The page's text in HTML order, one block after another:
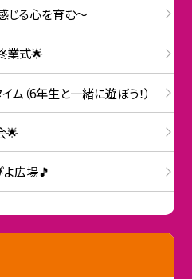
じる心を育む～
業式🌟
（6年生と一緒に遊ぼう！）
🌟
広場🎵